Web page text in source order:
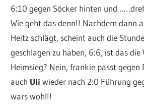
6:10 gegen Söcker hinten
Wie geht das denn!! Nachdem dann
Heitz schlägt, scheint auch die
geschlagen zu haben, 6:6, ist das die
Heimsieg? Nein, frankie passt
auch Uli wieder nach 2:0 Führung
wars wohl!!